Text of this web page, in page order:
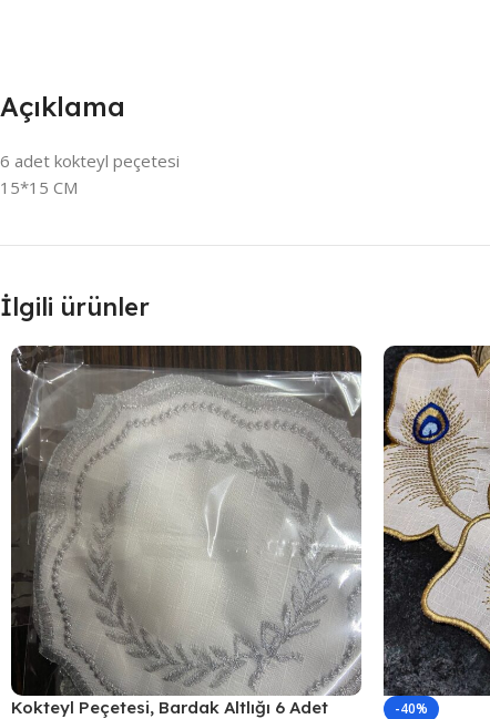
Açıklama
6 adet kokteyl peçetesi
15*15 CM
İlgili ürünler
Kokteyl Peçetesi, Bardak Altlığı 6 Adet
-40%